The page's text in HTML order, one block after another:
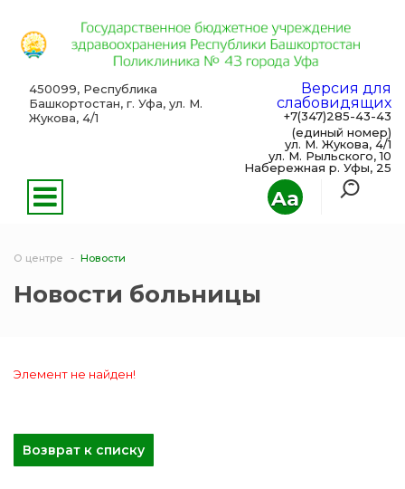
Aa
450099, Республика
Башкортостан, г. Уфа, ул. М.
Жукова, 4/1
Версия для
слабовидящих
+7(347)285-43-43
(единый номер)
ул. М. Жукова, 4/1
ул. М. Рыльского, 10
Набережная р. Уфы, 25
О центре Новости
Новости больницы
Элемент не найден!
Возврат к списку